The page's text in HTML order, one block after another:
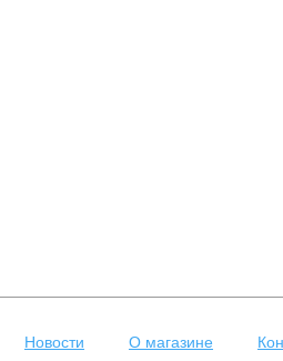
Новости О магазине